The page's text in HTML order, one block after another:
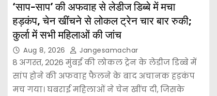
‘साप-साप’ की अफवाह से लेडीज डिब्बे में मचा
हड़कंप, चेन खींचने से लोकल ट्रेन चार बार रुकी;
कुर्ला में सभी महिलाओं की जांच
Aug 8, 2026 Jangesamachar
8 अगस्त, 2026 मुंबई की लोकल ट्रेन के लेडीज डिब्बे में
सांप होने की अफवाह फैलने के बाद अचानक हड़कंप
मच गया। घबराई महिलाओं ने चेन खींच दी, जिसके